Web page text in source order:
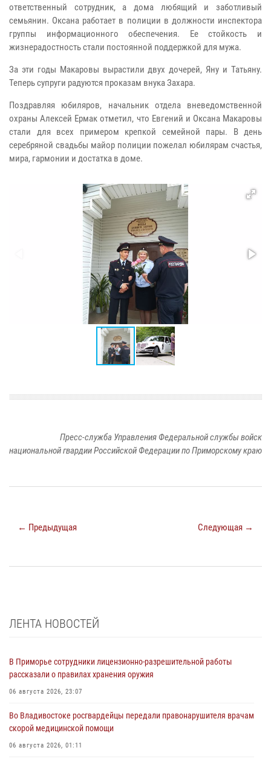
ответственный сотрудник, а дома любящий и заботливый
семьянин. Оксана работает в полиции в должности инспектора
группы информационного обеспечения. Ее стойкость и
жизнерадостность стали постоянной поддержкой для мужа.
За эти годы Макаровы вырастили двух дочерей, Яну и Татьяну.
Теперь супруги радуются проказам внука Захара.
Поздравляя юбиляров, начальник отдела вневедомственной
охраны Алексей Ермак отметил, что Евгений и Оксана Макаровы
стали для всех примером крепкой семейной пары. В день
серебряной свадьбы майор полиции пожелал юбилярам счастья,
мира, гармонии и достатка в доме.
Пресс-служба Управления Федеральной службы войск
национальной гвардии Российской Федерации по Приморскому краю
← Предыдущая Следующая →
ЛЕНТА НОВОСТЕЙ
В Приморье сотрудники лицензионно-разрешительной работы
рассказали о правилах хранения оружия
06 августа 2026, 23:07
Во Владивостоке росгвардейцы передали правонарушителя врачам
скорой медицинской помощи
06 августа 2026, 01:11